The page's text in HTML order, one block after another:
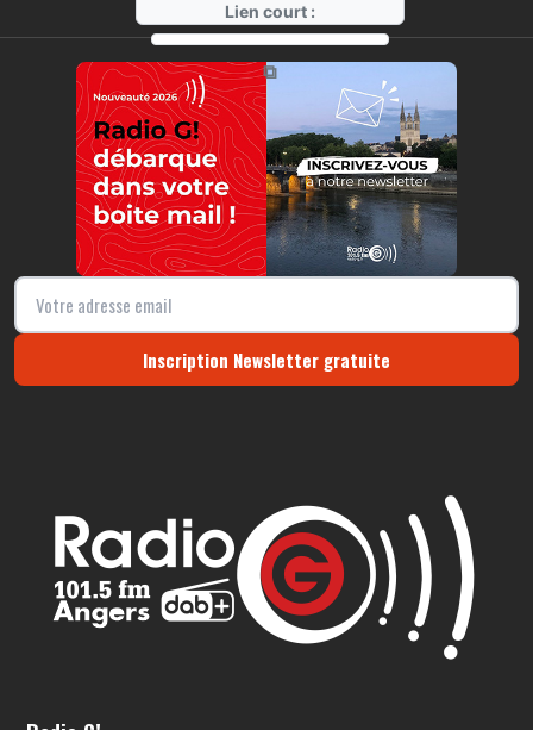
Lien court :
https://radio-g.fr?22290
⧉
Inscription Newsletter gratuite